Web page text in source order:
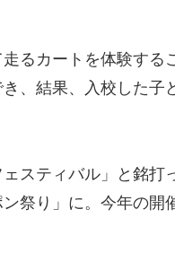
るカートを体験する
、結果、入校した子
スティバル」と銘打
祭り」に。今年の開